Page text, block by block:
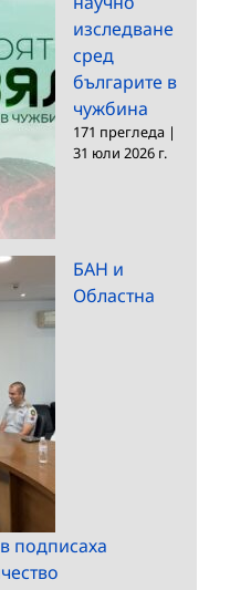
изследване
сред
българите в
чужбина
171 прегледа |
31 юли 2026 г.
БАН и
Областна
подписаха